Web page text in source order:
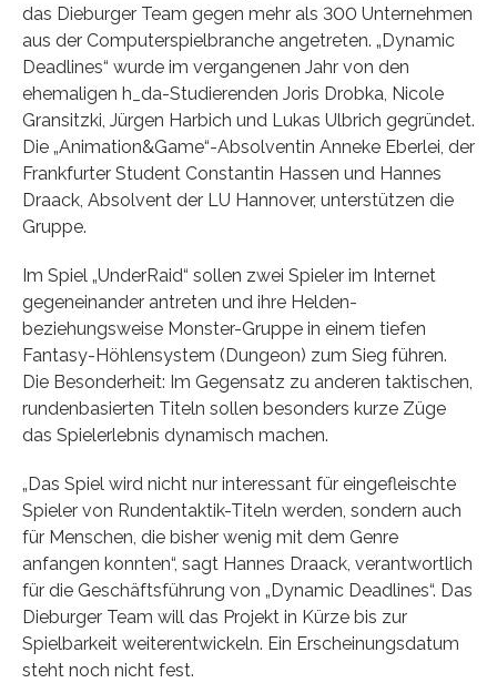
das Dieburger Team gegen mehr als 300 Unternehmen
aus der Computerspielbranche angetreten. „Dynamic
Deadlines“ wurde im vergangenen Jahr von den
ehemaligen h_da-Studierenden Joris Drobka, Nicole
Gransitzki, Jürgen Harbich und Lukas Ulbrich gegründet.
Die „Animation&Game“-Absolventin Anneke Eberlei, der
Frankfurter Student Constantin Hassen und Hannes
Draack, Absolvent der LU Hannover, unterstützen die
Gruppe.
Im Spiel „UnderRaid“ sollen zwei Spieler im Internet
gegeneinander antreten und ihre Helden-
beziehungsweise Monster-Gruppe in einem tiefen
Fantasy-Höhlensystem (Dungeon) zum Sieg führen.
Die Besonderheit: Im Gegensatz zu anderen taktischen,
rundenbasierten Titeln sollen besonders kurze Züge
das Spielerlebnis dynamisch machen.
„Das Spiel wird nicht nur interessant für eingefleischte
Spieler von Rundentaktik-Titeln werden, sondern auch
für Menschen, die bisher wenig mit dem Genre
anfangen konnten“, sagt Hannes Draack, verantwortlich
für die Geschäftsführung von „Dynamic Deadlines“. Das
Dieburger Team will das Projekt in Kürze bis zur
Spielbarkeit weiterentwickeln. Ein Erscheinungsdatum
steht noch nicht fest.